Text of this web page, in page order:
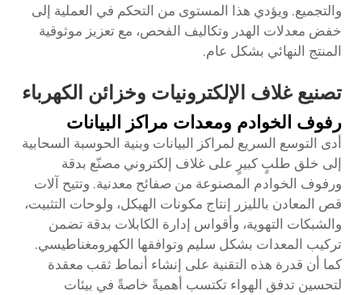
والتجميع. ويؤدي هذا المستوى من التحكم في العملية إلى
خفض معدلات الهدر وتكاليف الفحص، مع تعزيز موثوقية
المنتج النهائي بشكل عام.
تصنيع غلاف الإلكترونيات وخزائن الكهرباء
رفوف الخوادم ومعدات مراكز البيانات
أدى التوسع السريع لمراكز البيانات وبنية الحوسبة السحابية
إلى خلق طلبٍ كبيرٍ على غلاف إلكتروني مصنّع بدقة
ورفوف الخوادم المصنوعة من صفائح معدنية. وتتيح آلات
قص المعادن بالليزر إنتاج مكونات الهيكل، ولوحات التثبيت،
والشبكات التهوية، وأقواس إدارة الكابلات بدقة تضمن
تركيب المعدات بشكل سليم وتوافقها الكهرومغناطيسي.
كما أن قدرة هذه التقنية على إنشاء أنماط ثقب معقدة
لتحسين تدفق الهواء تكتسب أهميةً خاصةً في بيئات